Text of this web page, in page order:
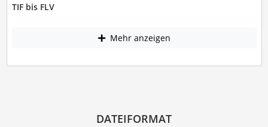
TIF bis FLV
Mehr anzeigen
DATEIFORMAT